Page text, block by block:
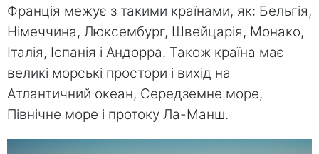
Франція межує з такими країнами, як: Бельгія,
Німеччина, Люксембург, Швейцарія, Монако,
Італія, Іспанія і Андорра. Також країна має
великі морські простори і вихід на
Атлантичний океан, Середземне море,
Північне море і протоку Ла-Манш.